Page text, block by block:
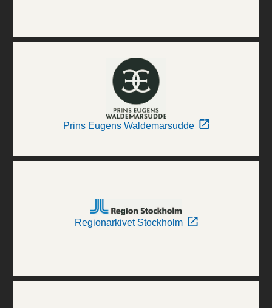
Prins Eugens Waldemarsudde
Regionarkivet Stockholm